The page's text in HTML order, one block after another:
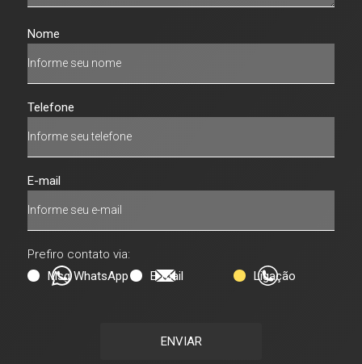
Nome
Telefone
E-mail
Prefiro contato via:
Msg WhatsApp
E-mail Ligação
ENVIAR